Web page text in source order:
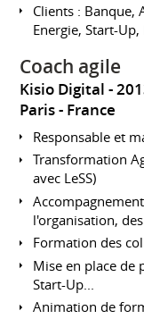
Clients : Banque,
Energie, Start-Up,
Coach agile
Kisio Digital
Paris
France
Responsable et
Transformation
avec LeSS)
l'organisation,
Formation des
Mise en place de
Start-Up...
Animation de